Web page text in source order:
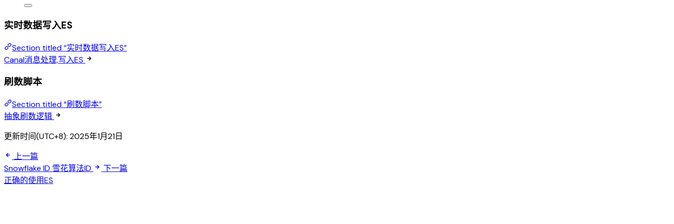
实时数据写入ES
Section titled “实时数据写入ES”
Canal消息处理,写入ES
刷数脚本
Section titled “刷数脚本”
抽象刷数逻辑
更新时间(UTC+8): 2025年1月21日
上一篇
Snowflake ID 雪花算法ID
下一篇
正确的使用ES